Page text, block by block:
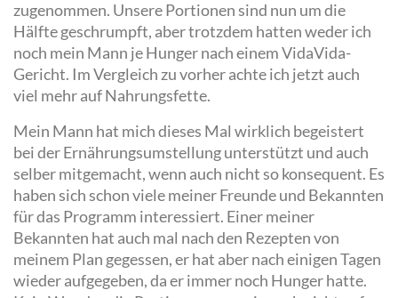
zugenommen. Unsere Portionen sind nun um die
Hälfte geschrumpft, aber trotzdem hatten weder ich
noch mein Mann je Hunger nach einem VidaVida-
Gericht. Im Vergleich zu vorher achte ich jetzt auch
viel mehr auf Nahrungsfette.
Mein Mann hat mich dieses Mal wirklich begeistert
bei der Ernährungsumstellung unterstützt und auch
selber mitgemacht, wenn auch nicht so konsequent. Es
haben sich schon viele meiner Freunde und Bekannten
für das Programm interessiert. Einer meiner
Bekannten hat auch mal nach den Rezepten von
meinem Plan gegessen, er hat aber nach einigen Tagen
wieder aufgegeben, da er immer noch Hunger hatte.